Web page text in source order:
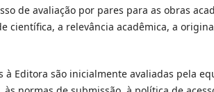
de avaliação por pares para as obras
científica, a relevância acadêmica, a
à Editora são inicialmente avaliadas pela